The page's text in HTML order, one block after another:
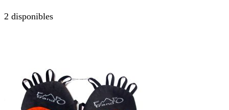
2 disponibles